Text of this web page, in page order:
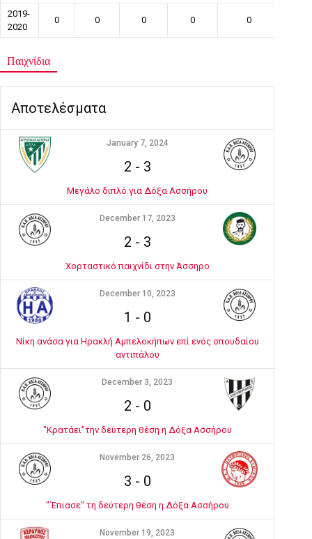
2019-
2020
0 0 0 0 0
Παιχνίδια
Αποτελέσματα
January 7, 2024
2 - 3
Μεγάλο διπλό για Δόξα Ασσήρου
December 17, 2023
2 - 3
Χορταστικό παιχνίδι στην Άσσηρο
December 10, 2023
1 - 0
Νίκη ανάσα για Ηρακλή Αμπελοκήπων επί ενός σπουδαίου
αντιπάλου
December 3, 2023
2 - 0
"Κρατάει"την δεύτερη θέση η Δόξα Ασσήρου
November 26, 2023
3 - 0
"΄Επιασε" τη δεύτερη θέση η Δόξα Ασσήρου
November 19, 2023